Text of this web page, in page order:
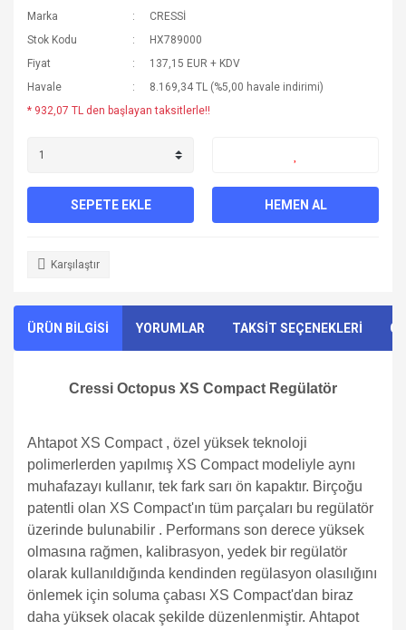
Marka
CRESSİ
Stok Kodu
HX789000
Fiyat
137,15 EUR + KDV
Havale
8.169,34 TL (%5,00 havale indirimi)
* 932,07 TL den başlayan taksitlerle!!
SEPETE EKLE HEMEN AL
Karşılaştır
ÜRÜN BİLGİSİ YORUMLAR TAKSİT SEÇENEKLERİ
Cressi Octopus XS Compact Regülatör
Ahtapot XS Compact , özel yüksek teknoloji
polimerlerden yapılmış XS Compact modeliyle aynı
muhafazayı kullanır, tek fark sarı ön kapaktır. Birçoğu
patentli olan XS Compact'ın tüm parçaları bu regülatör
üzerinde bulunabilir . Performans son derece yüksek
olmasına rağmen, kalibrasyon, yedek bir regülatör
olarak kullanıldığında kendinden regülasyon olasılığını
önlemek için soluma çabası XS Compact'dan biraz
daha yüksek olacak şekilde düzenlenmiştir. Ahtapot